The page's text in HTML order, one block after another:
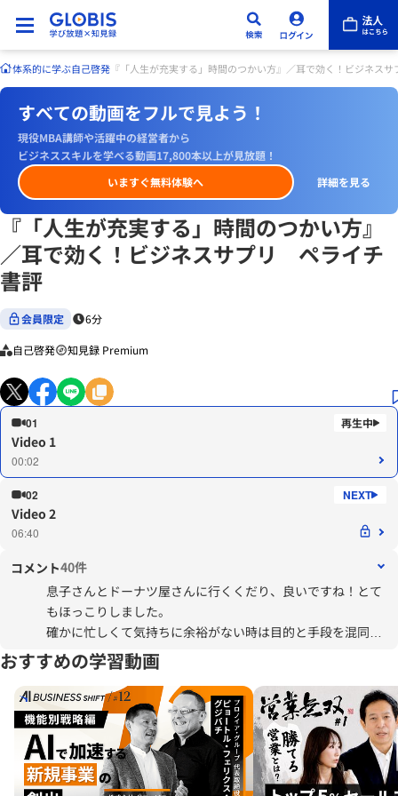
体系的に学ぶ自己啓発 『「人生が充実する」時間のつかい方』／耳で効く！ビジネス
すべての動画をフルで見よう！
現役MBA講師や活躍中の経営者から
ビジネススキルを学べる動画17,800本以上が見放題！
いますぐ無料体験へ
詳細を見る
『「人生が充実する」時間のつかい方』
／耳で効く！ビジネスサプリ ペライチ
書評
会員限定 6分
自己啓発 知見録 Premium
01
Video 1
00:02
02
Video 2
06:40
コメント40件
息子さんとドーナツ屋さんに行くくだり、良いですね！とて
もほっこりしました。
確かに忙しくて気持ちに余裕がない時は目的と手段を混同し
がちですよね。
おすすめの学習動画